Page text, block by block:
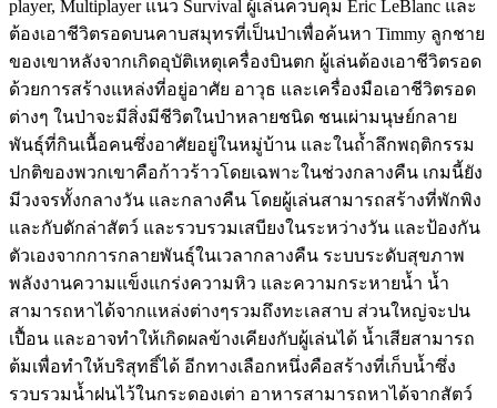
player, Multiplayer แนว Survival ผู้เล่นควบคุม Eric LeBlanc และ
ต้องเอาชีวิตรอดบนคาบสมุทรที่เป็นป่าเพื่อค้นหา Timmy ลูกชาย
ของเขาหลังจากเกิดอุบัติเหตุเครื่องบินตก ผู้เล่นต้องเอาชีวิตรอด
ด้วยการสร้างแหล่งที่อยู่อาศัย อาวุธ และเครื่องมือเอาชีวิตรอด
ต่างๆ ในป่าจะมีสิ่งมีชีวิตในป่าหลายชนิด ชนเผ่ามนุษย์กลาย
พันธุ์ที่กินเนื้อคนซึ่งอาศัยอยู่ในหมู่บ้าน และในถ้ำลึกพฤติกรรม
ปกติของพวกเขาคือก้าวร้าวโดยเฉพาะในช่วงกลางคืน เกมนี้ยัง
มีวงจรทั้งกลางวัน และกลางคืน โดยผู้เล่นสามารถสร้างที่พักพิง
และกับดักล่าสัตว์ และรวบรวมเสบียงในระหว่างวัน และป้องกัน
ตัวเองจากการกลายพันธุ์ในเวลากลางคืน ระบบระดับสุขภาพ
พลังงานความแข็งแกร่งความหิว และความกระหายน้ำ น้ำ
สามารถหาได้จากแหล่งต่างๆรวมถึงทะเลสาบ ส่วนใหญ่จะปน
เปื้อน และอาจทำให้เกิดผลข้างเคียงกับผู้เล่นได้ น้ำเสียสามารถ
ต้มเพื่อทำให้บริสุทธิ์ได้ อีกทางเลือกหนึ่งคือสร้างที่เก็บน้ำซึ่ง
รวบรวมน้ำฝนไว้ในกระดองเต่า อาหารสามารถหาได้จากสัตว์